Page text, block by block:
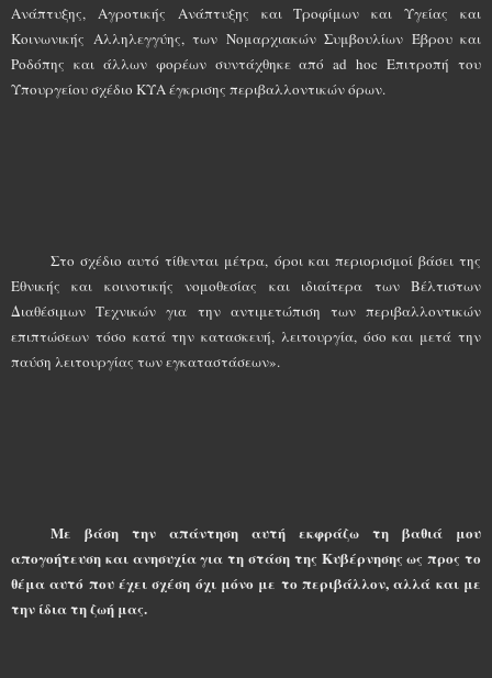
Ανάπτυξης, Αγροτικής Ανάπτυξης και Τροφίμων και Υγείας και
Κοινωνικής Αλληλεγγύης, των Νομαρχιακών Συμβουλίων Έβρου και
Ροδόπης και άλλων φορέων συντάχθηκε απόad hoc Επιτροπή του
Υπουργείου σχέδιο ΚΥΑ έγκρισης περιβαλλοντικών όρων.
Στο σχέδιο αυτό τίθενται μέτρα, όροι και περιορισμοί βάσει της
Εθνικής και κοινοτικής νομοθεσίας και ιδιαίτερα των Βέλτιστων
Διαθέσιμων Τεχνικών για την αντιμετώπιση των περιβαλλοντικών
επιπτώσεων τόσο κατά την κατασκευή, λειτουργία, όσο και μετά την
παύση λειτουργίας των εγκαταστάσεων».
Με βάση την απάντηση αυτή εκφράζω τη βαθιά μου
απογοήτευση και ανησυχία για τη στάση της Κυβέρνησης ως προς το
θέμα αυτό που έχει σχέση όχι μόνο με το περιβάλλον, αλλά και με
την ίδια τη ζωή μας.